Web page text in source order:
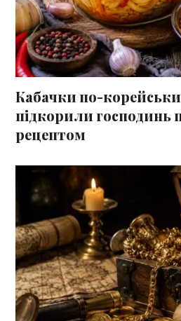
Кабачки по-
підкорили господинь
рецептом